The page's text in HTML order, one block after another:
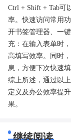
Ctrl + Shift + Tab可
率。快速访问常用
开书签管理器、一
充：在输入表单时
高填写效率。同时
息，方便下次快速填
综上所述，通过以
定义及办公效率提
果。
继续阅读